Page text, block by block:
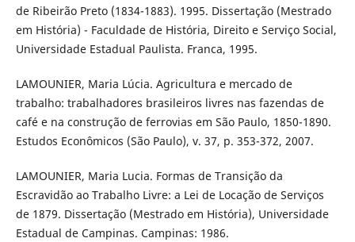
de Ribeirão Preto (1834-1883). 1995. Dissertação (Mestrado
em História) - Faculdade de História, Direito e Serviço Social,
Universidade Estadual Paulista. Franca, 1995.
LAMOUNIER, Maria Lúcia. Agricultura e mercado de
trabalho: trabalhadores brasileiros livres nas fazendas de
café e na construção de ferrovias em São Paulo, 1850-1890.
Estudos Econômicos (São Paulo), v. 37, p. 353-372, 2007.
LAMOUNIER, Maria Lucia. Formas de Transição da
Escravidão ao Trabalho Livre: a Lei de Locação de Serviços
de 1879. Dissertação (Mestrado em História), Universidade
Estadual de Campinas. Campinas: 1986.